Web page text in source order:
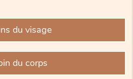
du visage
du corps